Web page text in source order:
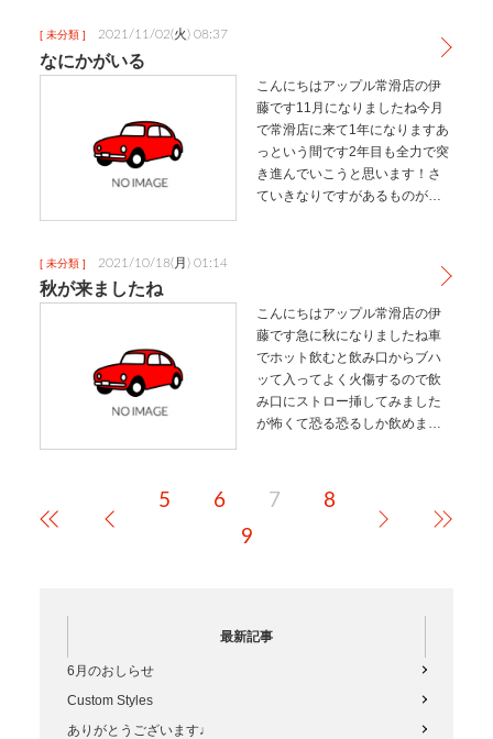
た紹介になります(笑)詳しくは…
[ 未分類 ] 2021/11/02(火) 08:37
なにかがいる
こんにちはアップル常滑店の伊
藤です11月になりましたね今月
で常滑店に来て1年になりますあ
っという間です2年目も全力で突
き進んでいこうと思います！さ
ていきなりですがあるものが潜
せに…
[ 未分類 ] 2021/10/18(月) 01:14
秋が来ましたね
こんにちはアップル常滑店の伊
藤です急に秋になりましたね車
でホット飲むと飲み口からブハ
ッて入ってよく火傷するので飲
み口にストロー挿してみました
が怖くて恐る恐るしか飲めませ
みは社会人サッカーの観戦⚽富浜
緑地の寒さと風の強さが辛すぎ
5 6 7
8
9
最新記事
6月のおしらせ
Custom Styles
ありがとうございます♩